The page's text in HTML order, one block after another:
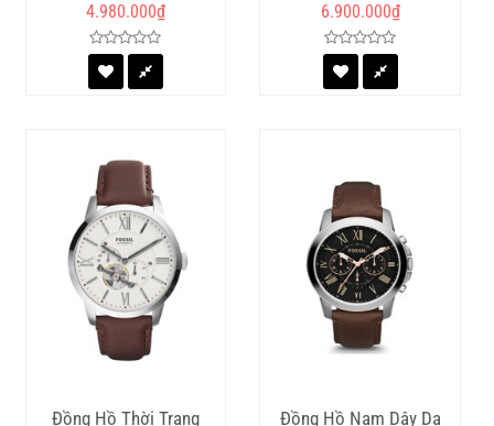
4.980.000₫
Fossil ME1135
6.900.000₫
Đồng Hồ Thời Trang
Đồng Hồ Nam Dây Da